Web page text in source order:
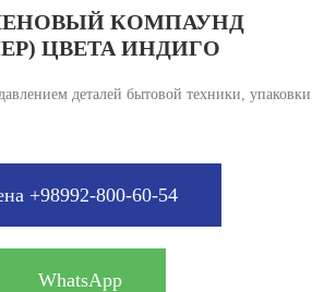
КОМПАУНД
ЦВЕТА ИНДИГО
деталей бытовой техники, упаковки
+98992-800-60-54
WhatsApp